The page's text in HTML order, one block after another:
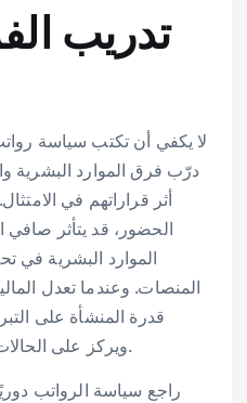
تدريب
لا يكفي أن تكتب سياسة
درّب فرق الموارد البشرية
أثر قراراتهم في
الحضور، قد يتأثر
الموارد البشرية في
المنصات. وعندما تعدل
قدرة المنشأة على
ويركز على الحالات اليومية التي يواجهها الفريق.
راجع سياسة الرواتب